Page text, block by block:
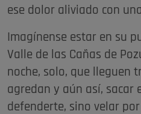
ese dolor aliviado con
Imagínense estar en su
Valle de las Cañas de
noche, solo, que lleguen
agredan y aún así, sacar
defenderte, sino velar